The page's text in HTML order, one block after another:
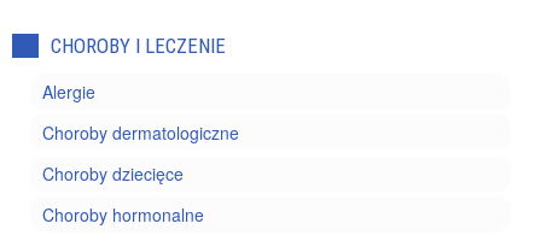
CHOROBY I LECZENIE
Alergie
Choroby dermatologiczne
Choroby dziecięce
Choroby hormonalne